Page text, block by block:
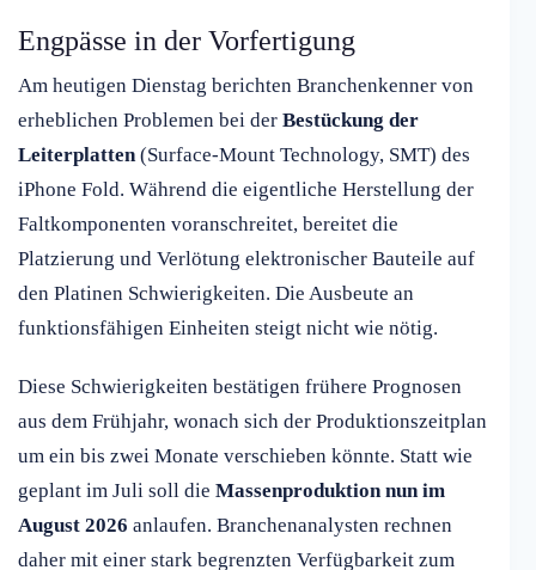
Engpässe in der Vorfertigung
Am heutigen Dienstag berichten Branchenkenner von
erheblichen Problemen bei der Bestückung der
Leiterplatten(Surface-Mount Technology, SMT) des
iPhone Fold. Während die eigentliche Herstellung der
Faltkomponenten voranschreitet, bereitet die
Platzierung und Verlötung elektronischer Bauteile auf
den Platinen Schwierigkeiten. Die Ausbeute an
funktionsfähigen Einheiten steigt nicht wie nötig.
Diese Schwierigkeiten bestätigen frühere Prognosen
aus dem Frühjahr, wonach sich der Produktionszeitplan
um ein bis zwei Monate verschieben könnte. Statt wie
geplant im Juli soll die Massenproduktion nun im
August 2026 anlaufen. Branchenanalysten rechnen
daher mit einer stark begrenzten Verfügbarkeit zum